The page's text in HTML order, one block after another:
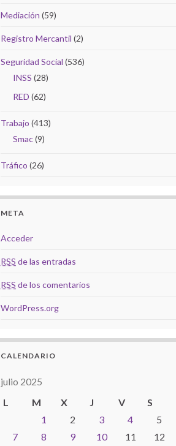
Mediación (59)
Registro Mercantil (2)
Seguridad Social (536)
INSS (28)
RED (62)
Trabajo (413)
Smac(9)
Tráfico (26)
META
Acceder
RSS de las entradas
RSS de los comentarios
WordPress.org
CALENDARIO
julio 2025
L
M X J V S
1
2 3 4 5
7
8 9 10 11 12